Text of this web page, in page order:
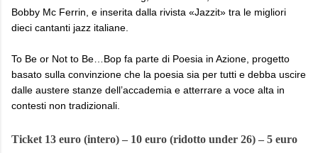
Bobby Mc Ferrin, e inserita dalla rivista «Jazzit» tra le migliori
dieci cantanti jazz italiane.
To Be or Not to Be…Bop fa parte di Poesia in Azione, progetto
basato sulla convinzione che la poesia sia per tutti e debba uscire
dalle austere stanze dell’accademia e atterrare a voce alta in
contesti non tradizionali.
Ticket 13 euro (intero) – 10 euro (ridotto under 26) – 5 euro